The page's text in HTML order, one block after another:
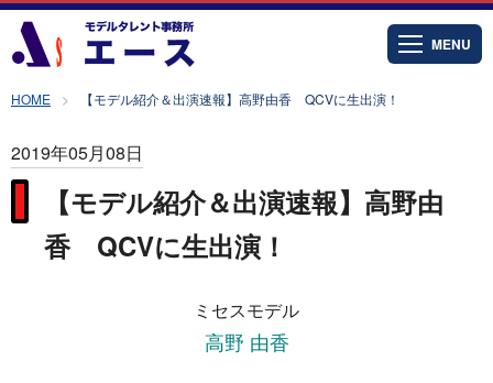
MENU
HOME 【モデル紹介＆出演速報】高野由香 QCVに生出演！
2019年05月08日
【モデル紹介＆出演速報】高野由
香 QCVに生出演！
ミセスモデル
高野 由香